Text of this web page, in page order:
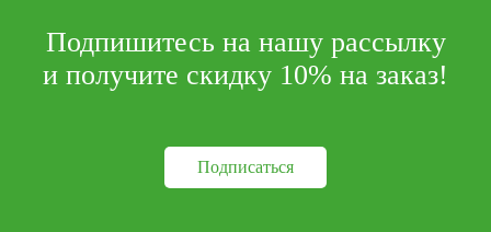
Подпишитесь на нашу рассылку
и получите скидку 10% на заказ!
Подписаться